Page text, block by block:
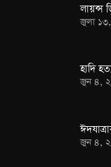
লায়ন্স
জুলা
হাদি
জুন ৪,
জুন ৪,